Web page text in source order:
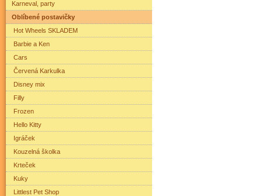
Karneval, party
Oblíbené postavičky
Hot Wheels SKLADEM
Barbie a Ken
Cars
Červená Karkulka
Disney mix
Filly
Frozen
Hello Kitty
Igráček
Kouzelná školka
Krteček
Kuky
Littlest Pet Shop